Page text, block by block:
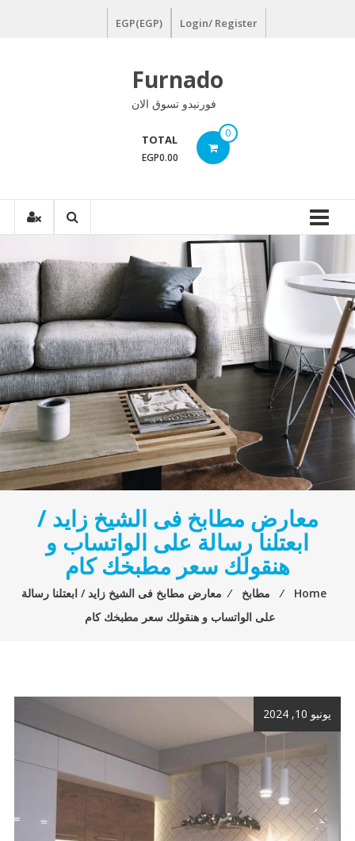
Login/ Register
EGP(EGP)
Furnado
فورنيدو تسوق الان
0
TOTAL
EGP0.00
معارض مطابخ فى الشيخ زايد /
ابعتلنا رسالة على الواتساب و
هنقولك سعر مطبخك كام
Home
⁄ مطابخ ⁄ معارض مطابخ فى الشيخ زايد / ابعتلنا رسالة
على الواتساب و هنقولك سعر مطبخك كام
يونيو 10, 2024